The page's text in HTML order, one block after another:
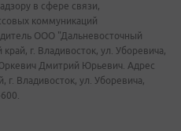
в сфере связи,
коммуникаций
ООО "Дальневосточный
г. Владивосток, ул. Уборевича,
Дмитрий Юрьевич. Адрес
г. Владивосток, ул. Уборевича,